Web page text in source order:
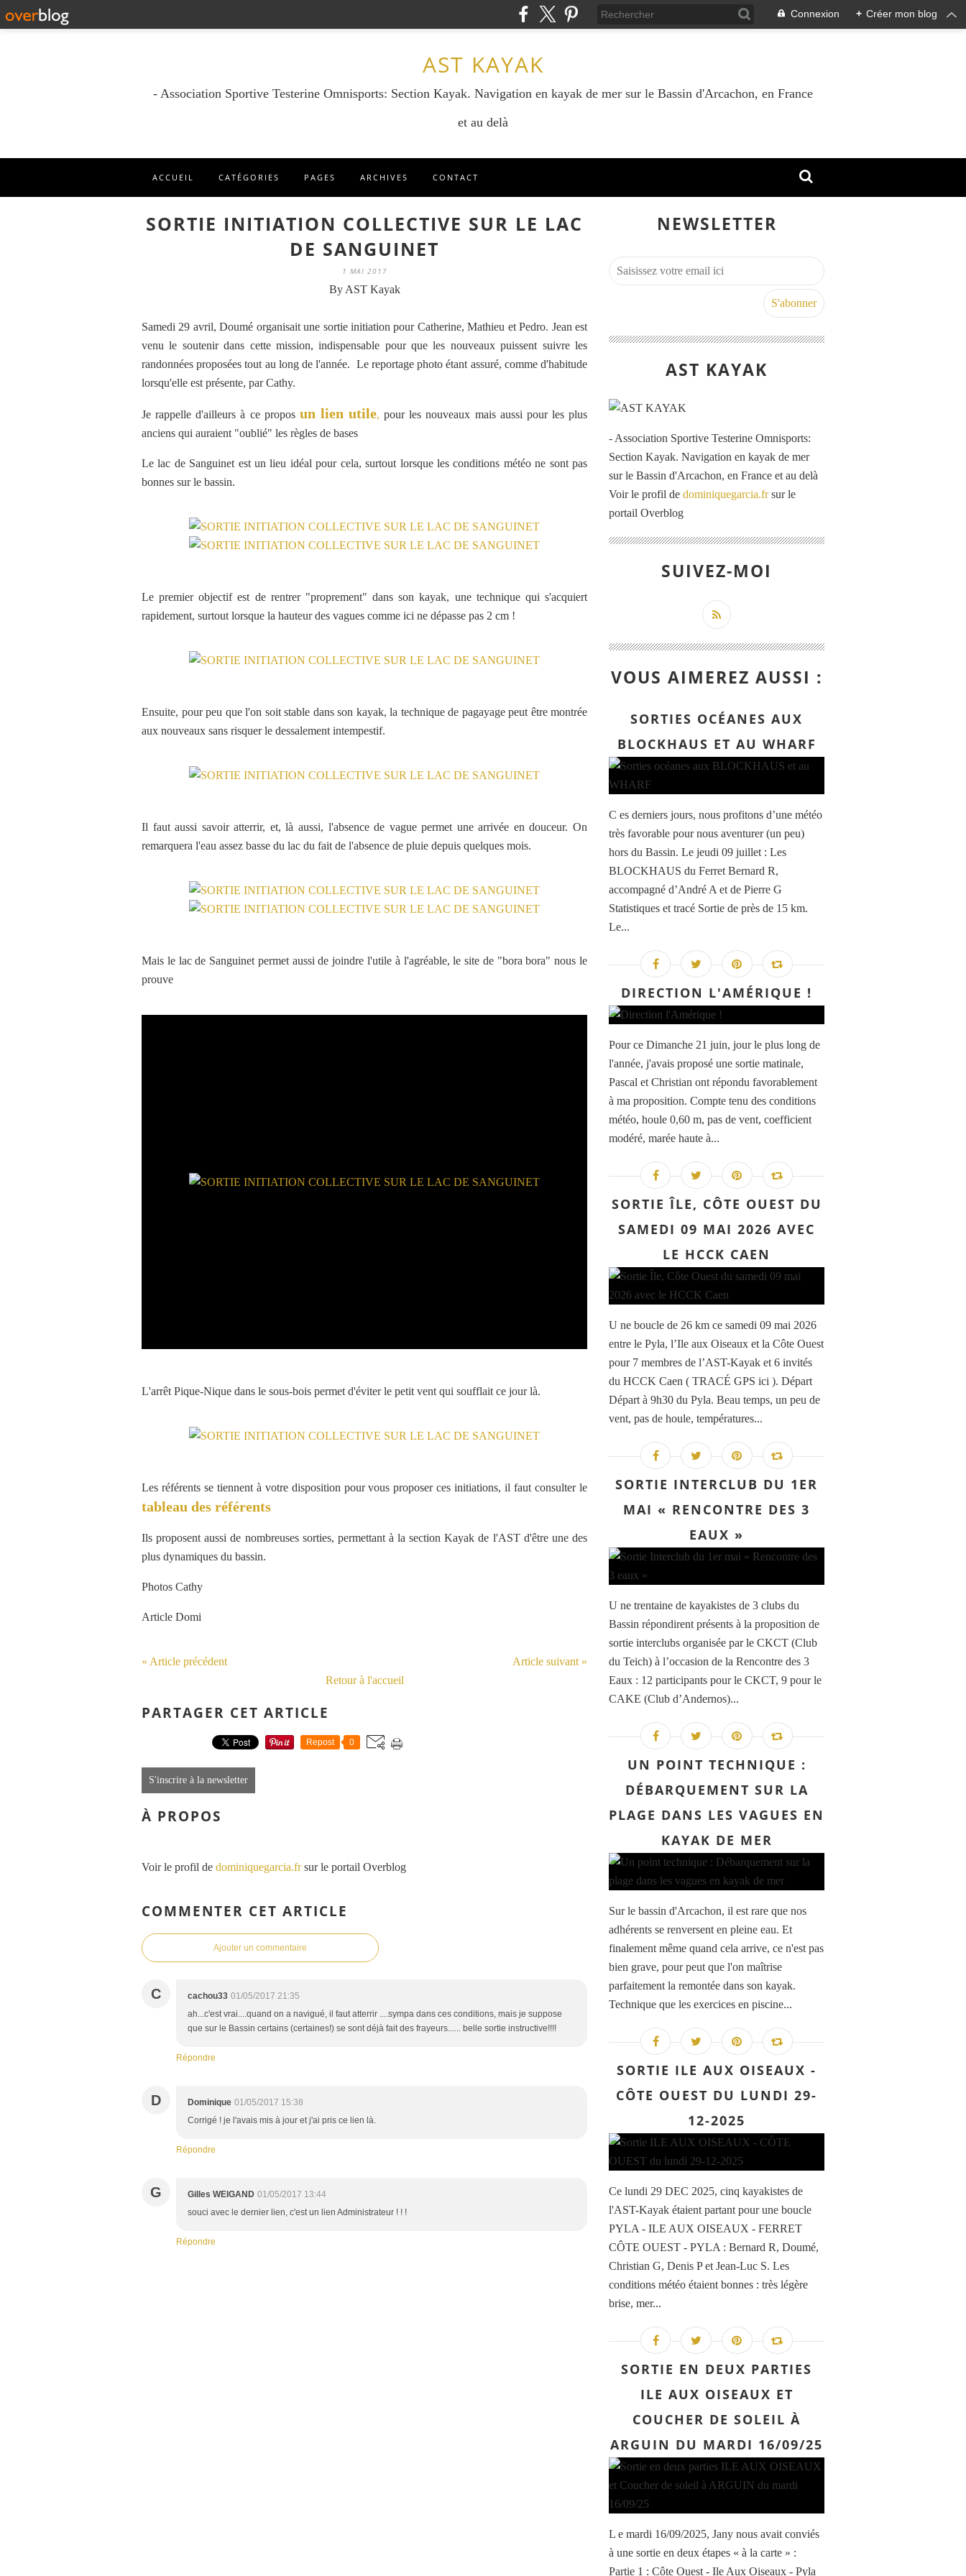
Connexion + Créer mon blog
AST KAYAK
- Association Sportive Testerine Omnisports: Section Kayak. Navigation en kayak de mer sur le Bassin d'Arcachon, en France
et au delà
ACCUEIL CATÉGORIES PAGES ARCHIVES CONTACT
SORTIE INITIATION COLLECTIVE SUR LE LAC
DE SANGUINET
1 MAI 2017
By AST Kayak
Samedi 29 avril, Doumé organisait une sortie initiation pour Catherine, Mathieu et Pedro. Jean est
venu le soutenir dans cette mission, indispensable pour que les nouveaux puissent suivre les
randonnées proposées tout au long de l'année. Le reportage photo étant assuré, comme d'habitude
lorsqu'elle est présente, par Cathy.
Je rappelle d'ailleurs à ce propos un lien utile, pour les nouveaux mais aussi pour les plus
anciens qui auraient "oublié" les règles de bases
Le lac de Sanguinet est un lieu idéal pour cela, surtout lorsque les conditions météo ne sont pas
bonnes sur le bassin.
Le premier objectif est de rentrer "proprement" dans son kayak, une technique qui s'acquiert
rapidement, surtout lorsque la hauteur des vagues comme ici ne dépasse pas 2 cm !
Ensuite, pour peu que l'on soit stable dans son kayak, la technique de pagayage peut être montrée
aux nouveaux sans risquer le dessalement intempestif.
Il faut aussi savoir atterrir, et, là aussi, l'absence de vague permet une arrivée en douceur. On
remarquera l'eau assez basse du lac du fait de l'absence de pluie depuis quelques mois.
Mais le lac de Sanguinet permet aussi de joindre l'utile à l'agréable, le site de "bora bora" nous le
prouve
L'arrêt Pique-Nique dans le sous-bois permet d'éviter le petit vent qui soufflait ce jour là.
Les référents se tiennent à votre disposition pour vous proposer ces initiations, il faut consulter le
tableau des référents
Ils proposent aussi de nombreuses sorties, permettant à la section Kayak de l'AST d'être une des
plus dynamiques du bassin.
Photos Cathy
Article Domi
« Article précédent
Article suivant »
Retour à l'accueil
PARTAGER CET ARTICLE
Repost 0
S'inscrire à la newsletter
À PROPOS
Voir le profil de dominiquegarcia.frsur le portail Overblog
COMMENTER CET ARTICLE
Ajouter un commentaire
C cachou33 01/05/2017 21:35
ah...c'est vrai....quand on a navigué, il faut atterrir ....sympa dans ces conditions, mais je suppose
que sur le Bassin certains (certaines!) se sont déjà fait des frayeurs...... belle sortie instructive!!!!
Répondre
D Dominique 01/05/2017 15:38
Corrigé ! je l'avais mis à jour et j'ai pris ce lien là.
Répondre
G Gilles WEIGAND 01/05/2017 13:44
souci avec le dernier lien, c'est un lien Administrateur ! ! !
Répondre
NEWSLETTER
AST KAYAK
- Association Sportive Testerine Omnisports:
Section Kayak. Navigation en kayak de mer
sur le Bassin d'Arcachon, en France et au delà
Voir le profil de dominiquegarcia.frsur le
portail Overblog
SUIVEZ-MOI
VOUS AIMEREZ AUSSI :
SORTIES OCÉANES AUX
BLOCKHAUS ET AU WHARF
C es derniers jours, nous profitons d’une météo
très favorable pour nous aventurer (un peu)
hors du Bassin. Le jeudi 09 juillet : Les
BLOCKHAUS du Ferret Bernard R,
accompagné d’André A et de Pierre G
Statistiques et tracé Sortie de près de 15 km.
Le...
DIRECTION L'AMÉRIQUE !
Pour ce Dimanche 21 juin, jour le plus long de
l'année, j'avais proposé une sortie matinale,
Pascal et Christian ont répondu favorablement
à ma proposition. Compte tenu des conditions
météo, houle 0,60 m, pas de vent, coefficient
modéré, marée haute à...
SORTIE ÎLE, CÔTE OUEST DU
SAMEDI 09 MAI 2026 AVEC
LE HCCK CAEN
U ne boucle de 26 km ce samedi 09 mai 2026
entre le Pyla, l’Ile aux Oiseaux et la Côte Ouest
pour 7 membres de l’AST-Kayak et 6 invités
du HCCK Caen ( TRACÉ GPS ici ). Départ
Départ à 9h30 du Pyla. Beau temps, un peu de
vent, pas de houle, températures...
SORTIE INTERCLUB DU 1ER
MAI « RENCONTRE DES 3
EAUX »
U ne trentaine de kayakistes de 3 clubs du
Bassin répondirent présents à la proposition de
sortie interclubs organisée par le CKCT (Club
du Teich) à l’occasion de la Rencontre des 3
Eaux : 12 participants pour le CKCT, 9 pour le
CAKE (Club d’Andernos)...
UN POINT TECHNIQUE :
DÉBARQUEMENT SUR LA
PLAGE DANS LES VAGUES EN
KAYAK DE MER
Sur le bassin d'Arcachon, il est rare que nos
adhérents se renversent en pleine eau. Et
finalement même quand cela arrive, ce n'est pas
bien grave, pour peut que l'on maîtrise
parfaitement la remontée dans son kayak.
Technique que les exercices en piscine...
SORTIE ILE AUX OISEAUX -
CÔTE OUEST DU LUNDI 29-
12-2025
Ce lundi 29 DEC 2025, cinq kayakistes de
l'AST-Kayak étaient partant pour une boucle
PYLA - ILE AUX OISEAUX - FERRET
CÔTE OUEST - PYLA : Bernard R, Doumé,
Christian G, Denis P et Jean-Luc S. Les
conditions météo étaient bonnes : très légère
brise, mer...
SORTIE EN DEUX PARTIES
ILE AUX OISEAUX ET
COUCHER DE SOLEIL À
ARGUIN DU MARDI 16/09/25
L e mardi 16/09/2025, Jany nous avait conviés
à une sortie en deux étapes « à la carte » :
Partie 1 : Côte Ouest - Ile Aux Oiseaux - Pyla